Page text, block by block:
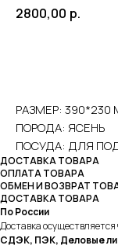
2800,00 р.
РАЗМЕР: 390*230
ПОРОДА: ЯСЕНЬ
ПОСУДА: ДЛЯ
ДОСТАВКА ТОВАРА
ОПЛАТА ТОВАРА
ОБМЕН И ВОЗВРАТ
ДОСТАВКА ТОВАРА
По России
Доставка
СДЭК, ПЭК, Деловые